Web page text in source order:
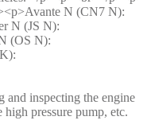
N (CN7 N):
N (JS N):
(OS N):
and inspecting the engine
pressure pump, etc.